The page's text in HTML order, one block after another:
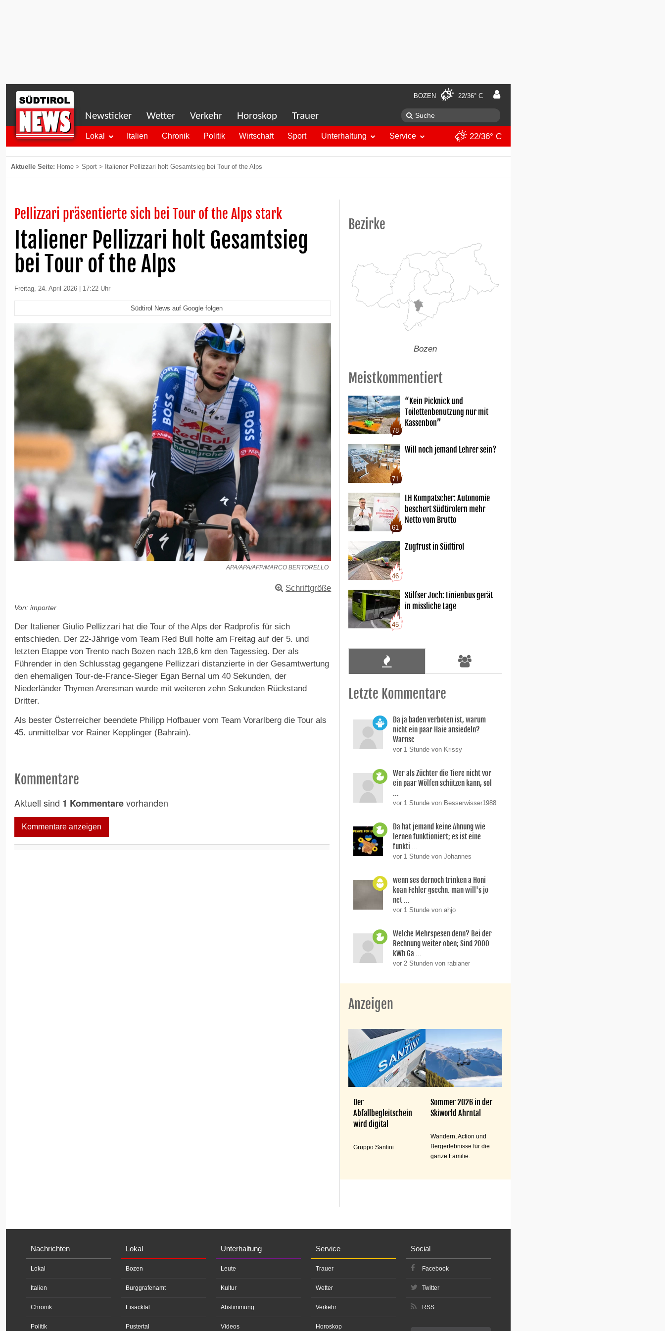
BOZEN 22/36° C
Newsticker Wetter Verkehr Horoskop Trauer
Lokal Italien Chronik Politik Wirtschaft Sport Unterhaltung Service 22/36° C
Aktuelle Seite: Home > Sport > Italiener Pellizzari holt Gesamtsieg bei Tour of the Alps
Pellizzari präsentierte sich bei Tour of the Alps stark
Italiener Pellizzari holt Gesamtsieg
bei Tour of the Alps
Freitag, 24. April 2026 | 17:22 Uhr
Südtirol News auf Google folgen
APA/APA/AFP/MARCO BERTORELLO
Schriftgröße
Von: importer
Der Italiener Giulio Pellizzari hat die Tour of the Alps der Radprofis für sich
entschieden. Der 22-Jährige vom Team Red Bull holte am Freitag auf der 5. und
letzten Etappe von Trento nach Bozen nach 128,6 km den Tagessieg. Der als
Führender in den Schlusstag gegangene Pellizzari distanzierte in der Gesamtwertung
den ehemaligen Tour-de-France-Sieger Egan Bernal um 40 Sekunden, der
Niederländer Thymen Arensman wurde mit weiteren zehn Sekunden Rückstand
Dritter.
Als bester Österreicher beendete Philipp Hofbauer vom Team Vorarlberg die Tour als
45. unmittelbar vor Rainer Kepplinger (Bahrain).
Kommentare
Aktuell sind 1 Kommentarevorhanden
Kommentare anzeigen
Bezirke
Bozen
Meistkommentiert
78
“Kein Picknick und
Toilettenbenutzung nur mit
Kassenbon”
71
Will noch jemand Lehrer sein?
61
LH Kompatscher: Autonomie
beschert Südtirolern mehr
Netto vom Brutto
46
Zugfrust in Südtirol
45
Stilfser Joch: Linienbus gerät
in missliche Lage
Letzte Kommentare
Da ja baden verboten ist, warum
nicht ein paar Haie ansiedeln?
Warnsc ...
vor 1 Stunde von Krissy
Wer als Züchter die Tiere nicht vor
ein paar Wölfen schützen kann, sol
...
vor 1 Stunde von Besserwisser1988
Da hat jemand keine Ahnung wie
lernen funktioniert; es ist eine
funkti ...
vor 1 Stunde von Johannes
wenn ses dernoch trinken a Honi
koan Fehler gsechn. man will's jo
net ...
vor 1 Stunde von ahjo
Welche Mehrspesen denn? Bei der
Rechnung weiter oben; Sind 2000
kWh Ga ...
vor 2 Stunden von rabianer
Anzeigen
Der
Abfallbegleitschein
wird digital
Gruppo Santini
Sommer 2026 in der
Skiworld Ahrntal
Wandern, Action und
Bergerlebnisse für die
ganze Familie.
Nachrichten
Lokal
Italien
Chronik
Politik
Lokal
Bozen
Burggrafenamt
Eisacktal
Pustertal
Unterhaltung
Leute
Kultur
Abstimmung
Videos
Service
Trauer
Wetter
Verkehr
Horoskop
Social
Facebook
Twitter
RSS